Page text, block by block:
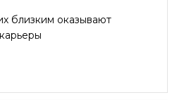
близким оказывают